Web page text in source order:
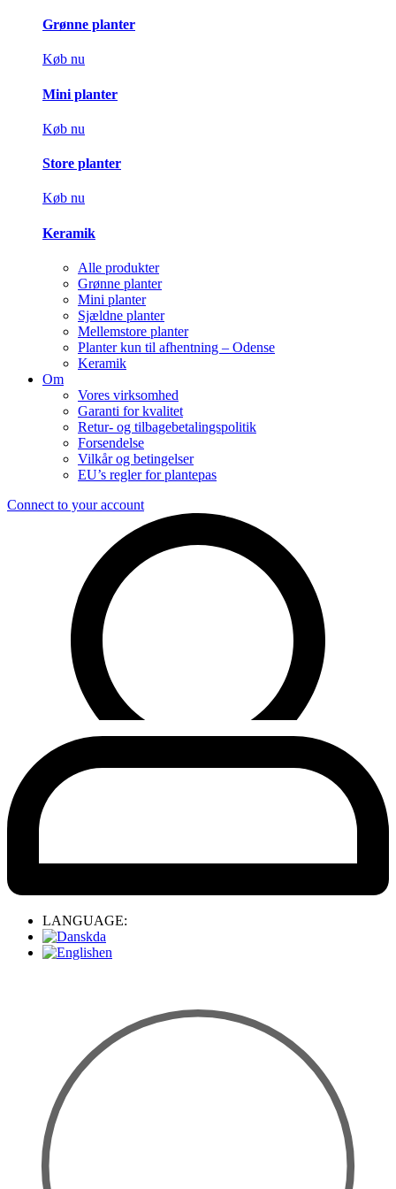
Grønne planter
Køb nu
Mini planter
Køb nu
Store planter
Køb nu
Keramik
Alle produkter
Grønne planter
Mini planter
Sjældne planter
Mellemstore planter
Planter kun til afhentning – Odense
Keramik
Om
Vores virksomhed
Garanti for kvalitet
Retur- og tilbagebetalingspolitik
Forsendelse
Vilkår og betingelser
EU’s regler for plantepas
Connect to your account
LANGUAGE:
da
en